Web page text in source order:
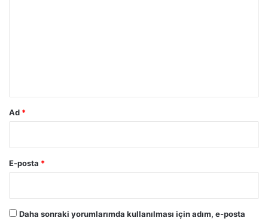
Ad *
E-posta *
Daha sonraki yorumlarımda kullanılması için adım, e-posta